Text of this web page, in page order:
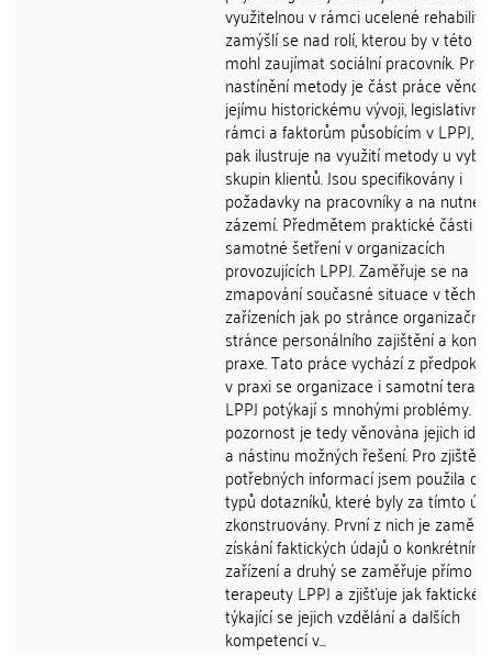
využitelnou v rámci ucelené
zamýšlí se nad rolí, kterou by v této
mohl zaujímat sociální pracovník. Pro
nastínění metody je část práce
jejímu historickému vývoji,
rámci a faktorům působícím v LPPJ,
pak ilustruje na využití metody u
skupin klientů. Jsou specifikovány i
požadavky na pracovníky a na nutné
zázemí. Předmětem praktické části je
samotné šetření v organizacích
provozujících LPPJ. Zaměřuje se na
zmapování současné situace v těchto
zařízeních jak po stránce
stránce personálního zajištění a
praxe. Tato práce vychází z
v praxi se organizace i samotní
LPPJ potýkají s mnohými problémy.
pozornost je tedy věnována jejich
a nástinu možných řešení. Pro zjištění
potřebných informací jsem použila
typů dotazníků, které byly za tímto
zkonstruovány. První z nich je
získání faktických údajů o konkrétním
zařízení a druhý se zaměřuje přímo
terapeuty LPPJ a zjišťuje jak faktické
týkající se jejich vzdělání a dalších
kompetencí v...